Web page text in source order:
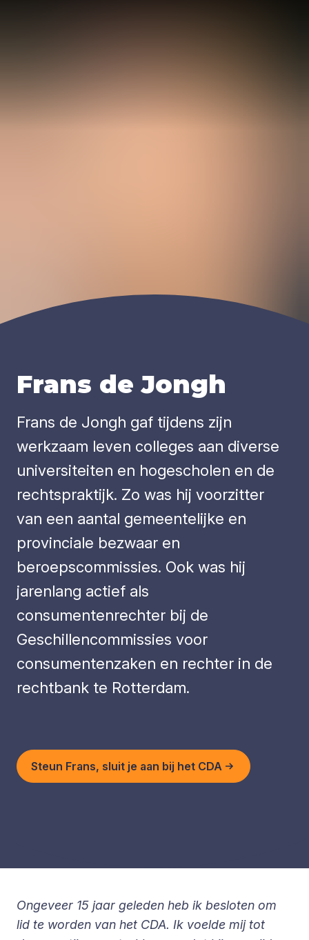
Frans de Jongh
Frans de Jongh gaf tijdens zijn
werkzaam leven colleges aan diverse
universiteiten en hogescholen en de
rechtspraktijk. Zo was hij voorzitter
van een aantal gemeentelijke en
provinciale bezwaar en
beroepscommissies. Ook was hij
jarenlang actief als
consumentenrechter bij de
Geschillencommissies voor
consumentenzaken en rechter in de
rechtbank te Rotterdam.
Steun Frans, sluit je aan bij het CDA
Ongeveer 15 jaar geleden heb ik besloten om
lid te worden van het CDA. Ik voelde mij tot